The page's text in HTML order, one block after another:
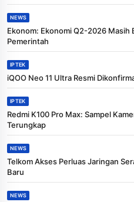
NEWS
Ekonom: Ekonomi Q2-2026
Pemerintah
IPTEK
iQOO Neo 11 Ultra Resmi
IPTEK
Redmi K100 Pro Max: Sampel
Terungkap
NEWS
Telkom Akses Perluas Jaringan
Baru
NEWS